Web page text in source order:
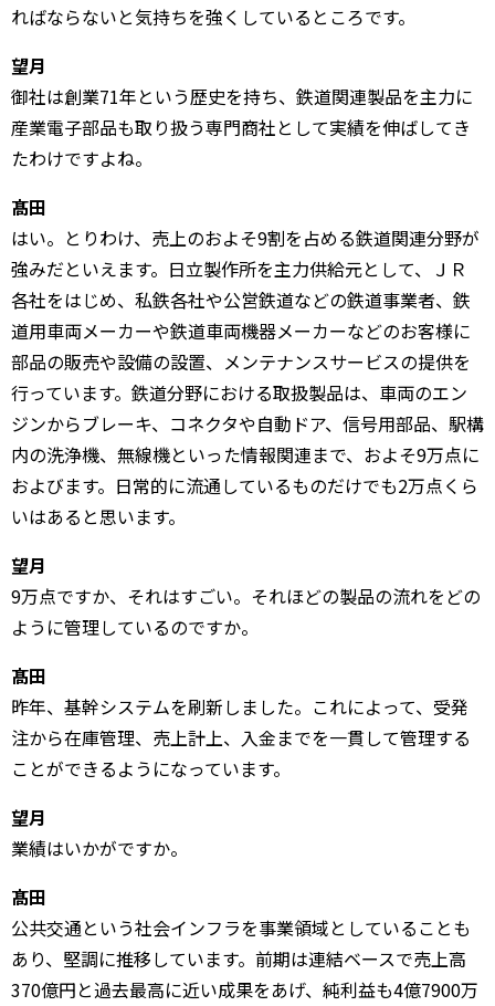
ればならないと気持ちを強くしているところです。
望月
御社は創業71年という歴史を持ち、鉄道関連製品を主力に
産業電子部品も取り扱う専門商社として実績を伸ばしてき
たわけですよね。
髙田
はい。とりわけ、売上のおよそ9割を占める鉄道関連分野が
強みだといえます。日立製作所を主力供給元として、ＪＲ
各社をはじめ、私鉄各社や公営鉄道などの鉄道事業者、鉄
道用車両メーカーや鉄道車両機器メーカーなどのお客様に
部品の販売や設備の設置、メンテナンスサービスの提供を
行っています。鉄道分野における取扱製品は、車両のエン
ジンからブレーキ、コネクタや自動ドア、信号用部品、駅構
内の洗浄機、無線機といった情報関連まで、およそ9万点に
およびます。日常的に流通しているものだけでも2万点くら
いはあると思います。
望月
9万点ですか、それはすごい。それほどの製品の流れをどの
ように管理しているのですか。
髙田
昨年、基幹システムを刷新しました。これによって、受発
注から在庫管理、売上計上、入金までを一貫して管理する
ことができるようになっています。
望月
業績はいかがですか。
髙田
公共交通という社会インフラを事業領域としていることも
あり、堅調に推移しています。前期は連結ベースで売上高
370億円と過去最高に近い成果をあげ、純利益も4億7900万